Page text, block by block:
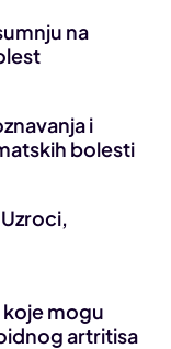
na
i
bolesti
koje mogu
artritisa